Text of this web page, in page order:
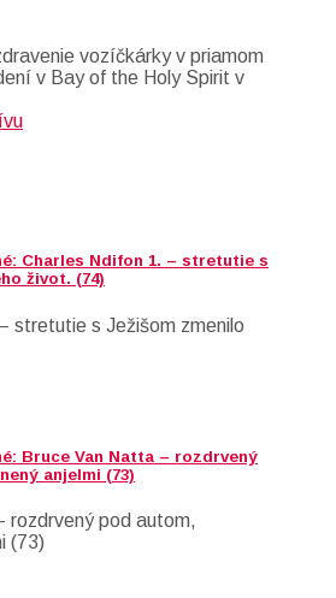
vozíčkárky v priamom
v Bay of the Holy Spirit v
Charles Ndifon 1. – stretutie s
život. (74)
stretutie s Ježišom zmenilo
Bruce Van Natta – rozdrvený
anjelmi (73)
rozdrvený pod autom,
(73)